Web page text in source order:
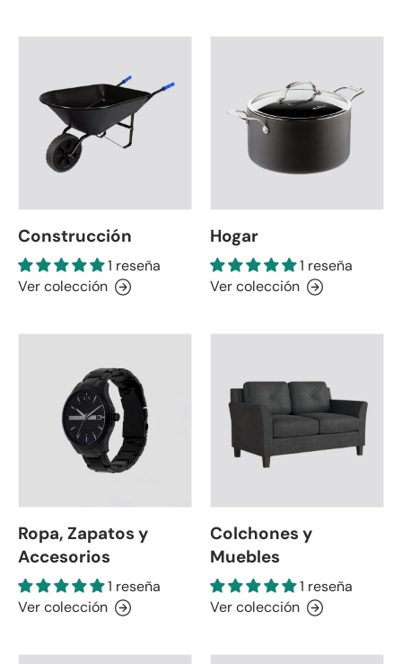
Construcción
1 reseña
Ver colección
Hogar
1 reseña
Ver colección
Ropa, Zapatos y
Accesorios
1 reseña
Ver colección
Colchones y
Muebles
1 reseña
Ver colección